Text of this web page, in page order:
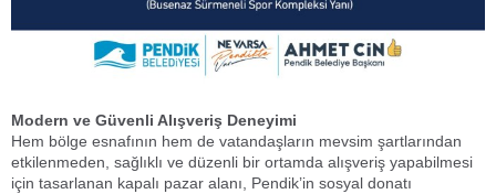
​Modern ve Güvenli Alışveriş Deneyimi
​Hem bölge esnafının hem de vatandaşların mevsim şartlarından
etkilenmeden, sağlıklı ve düzenli bir ortamda alışveriş yapabilmesi
için tasarlanan kapalı pazar alanı, Pendik’in sosyal donatı